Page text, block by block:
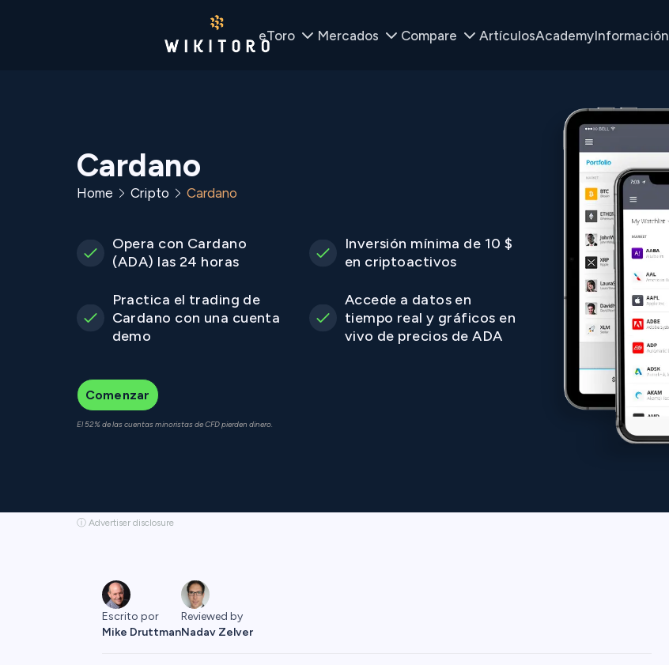
eToro Mercados Compare ArtículosAcademyInformación
Cardano
Home Cripto Cardano
Opera con Cardano
(ADA) las 24 horas
Inversión mínima de 10 $
en criptoactivos
Practica el trading de
Cardano con una cuenta
demo
Accede a datos en
tiempo real y gráficos en
vivo de precios de ADA
Comenzar
El 52% de las cuentas minoristas de CFD pierden dinero.
ⓘ Advertiser disclosure
Escrito por
Mike Druttman
Reviewed by
Nadav Zelver